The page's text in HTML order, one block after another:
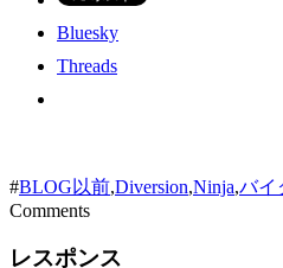
Bluesky
Threads
#BLOG以前,Diversion,Ninja,バイ
Comments
レスポンス